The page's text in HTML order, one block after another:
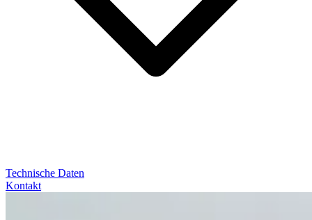
Technische Daten
Kontakt